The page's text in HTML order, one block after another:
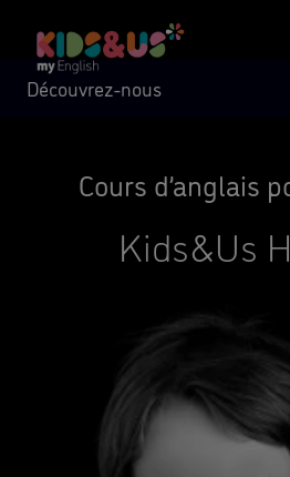
Cours d’anglais
Kids&Us
Découvrez-nous